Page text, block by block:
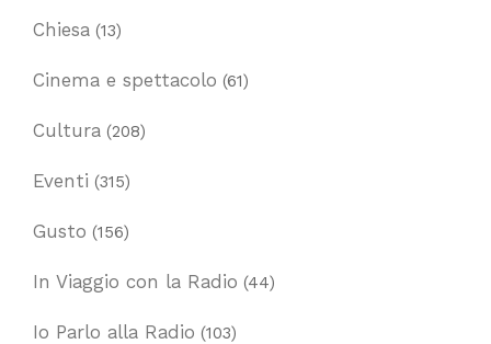
Chiesa (13)
Cinema e spettacolo (61)
Cultura (208)
Eventi (315)
Gusto (156)
In Viaggio con la Radio (44)
Io Parlo alla Radio (103)